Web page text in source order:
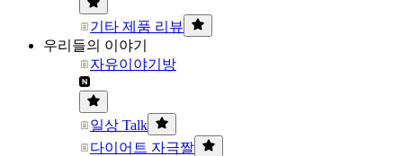
기타 제품 리뷰
우리들의 이야기
자유이야기방
일상 Talk
다이어트 자극짤